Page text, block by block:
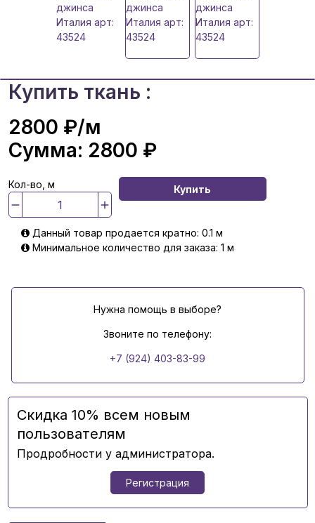
Купить ткань :
2800 ₽/м
Сумма: 2800 ₽
Кол-во, м Купить
Данный товар продается кратно: 0.1 м
Минимальное количество для заказа: 1 м
Нужна помощь в выборе?
Звоните по телефону:
+7 (924) 403-83-99
Скидка 10% всем новым
пользователям
Продробности у администратора.
Регистрация